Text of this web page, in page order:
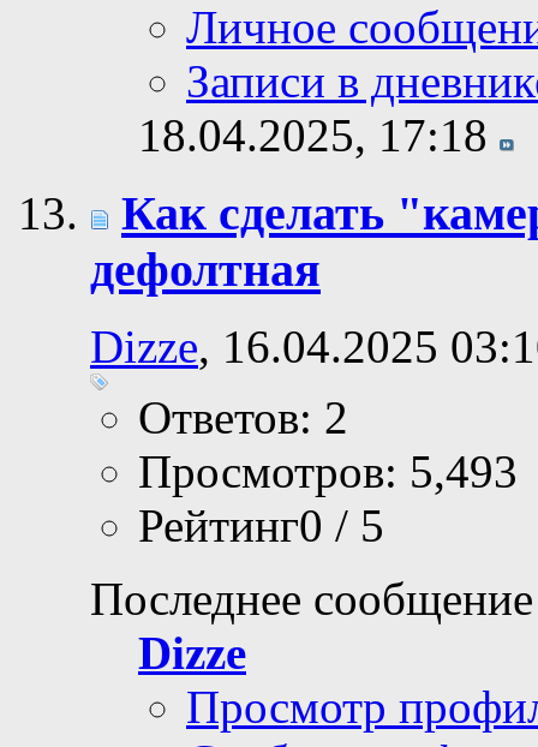
Личное
Записи в
18.04.2025, 17:18
Как сделать
дефолтная
Dizze, 16.04.2025
Ответов: 2
Просмотров: 5,493
Рейтинг0 / 5
Последнее
Dizze
Просмотр